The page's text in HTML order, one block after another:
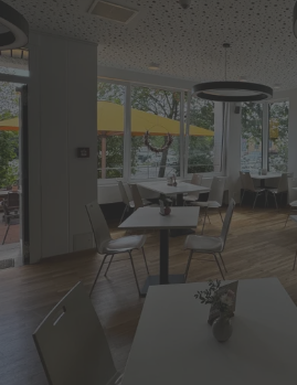
Ein Saal hinter dem Café
Veranstaltungen.
Kulturhauses, ein
Rollstuhlfahrern auch den
Museumscafé ermöglicht.
Quelle:destination.one , zuletzt